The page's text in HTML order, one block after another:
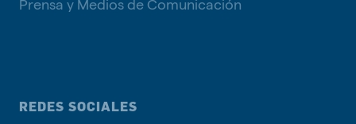
Prensa y Medios de Comunicación
REDES SOCIALES